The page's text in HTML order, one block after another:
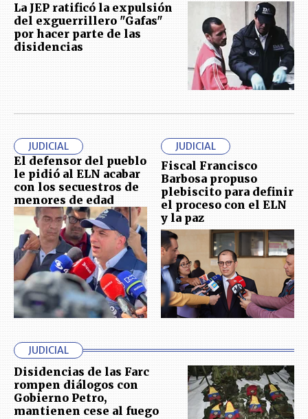
La JEP ratificó la expulsión
del exguerrillero "Gafas"
por hacer parte de las
disidencias
JUDICIAL
El defensor del pueblo
le pidió al ELN acabar
con los secuestros de
menores de edad
JUDICIAL
Fiscal Francisco
Barbosa propuso
plebiscito para definir
el proceso con el ELN
y la paz
JUDICIAL
Disidencias de las Farc
rompen diálogos con
Gobierno Petro,
mantienen cese al fuego